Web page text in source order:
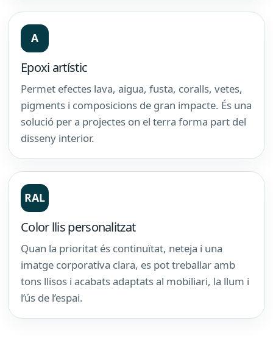
A
Epoxi artístic
Permet efectes lava, aigua, fusta, coralls, vetes,
pigments i composicions de gran impacte. És una
solució per a projectes on el terra forma part del
disseny interior.
RAL
Color llis personalitzat
Quan la prioritat és continuïtat, neteja i una
imatge corporativa clara, es pot treballar amb
tons llisos i acabats adaptats al mobiliari, la llum i
l’ús de l’espai.